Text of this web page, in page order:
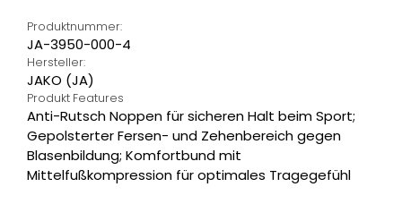
Produktnummer:
JA-3950-000-4
Hersteller:
JAKO (JA)
Produkt Features
Anti-Rutsch Noppen für sicheren Halt beim Sport;
Gepolsterter Fersen- und Zehenbereich gegen
Blasenbildung; Komfortbund mit
Mittelfußkompression für optimales Tragegefühl